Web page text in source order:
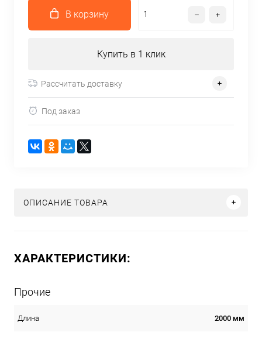
В корзину
Купить в 1 клик
Рассчитать доставку
Под заказ
ОПИСАНИЕ ТОВАРА
ХАРАКТЕРИСТИКИ:
Прочие
Длина 2000 мм